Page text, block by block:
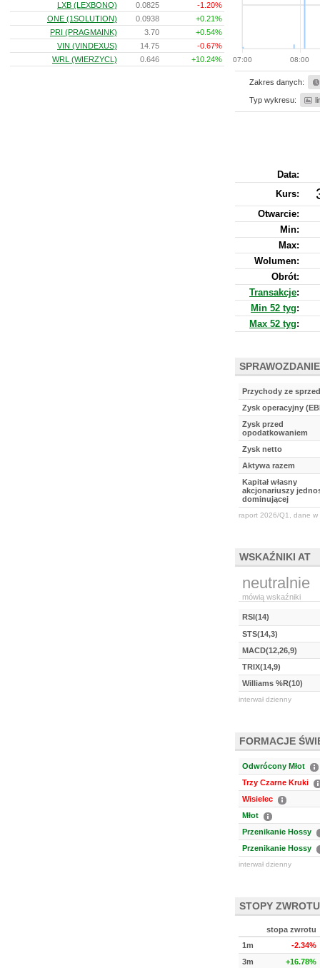
07:00 08:00
Zakres danych:
Typ wykresu:
Data:
Kurs:
Otwarcie:
Min:
Max:
Wolumen:
Obrót:
Transakcje:
Min 52 tyg:
Max 52 tyg:
Przychody ze
Zysk operacyjny
Zysk przed
opodatkowaniem
Zysk netto
Aktywa razem
Kapitał własny
akcjonariuszy
dominującej
raport 2026/Q1, dane w
WSKAŹNIKI AT
neutralnie
mówią wskaźniki
RSI(14)
STS(14,3)
MACD(12,26,9)
TRIX(14,9)
Williams %R(10)
interwał dzienny
FORMACJE
Odwrócony Młot
Trzy Czarne Kruki
Wisielec
Młot
Przenikanie Hossy
Przenikanie Hossy
interwał dzienny
STOPY ZWROTU
stopa zwrotu
1m
-2.34%
3m
+16.78%
LXB (LEXBONO)
0.0825
-1.20%
ONE (1SOLUTION)
0.0938
+0.21%
PRI (PRAGMAINK)
3.70
+0.54%
VIN (VINDEXUS)
14.75
-0.67%
WRL (WIERZYCL)
0.646 +10.24%